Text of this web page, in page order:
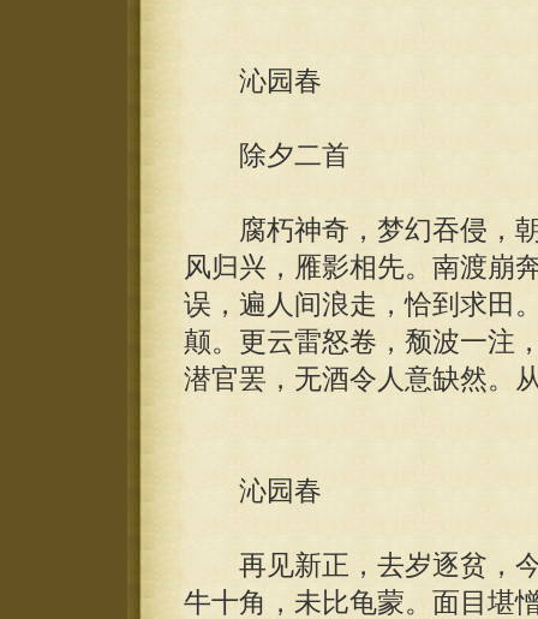
沁园春
除夕二首
腐朽神奇，梦幻吞侵，朝
风归兴，雁影相先。南渡崩
误，遍人间浪走，恰到求田
颠。更云雷怒卷，颓波一注
潜官罢，无酒令人意缺然。
沁园春
再见新正，去岁逐贫，今
牛十角，未比龟蒙。面目堪